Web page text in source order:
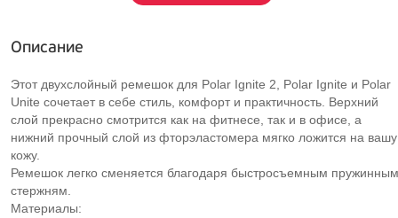
Описание
Этот двухслойный ремешок для Polar Ignite 2, Polar Ignite и Polar
Unite сочетает в себе стиль, комфорт и практичность. Верхний
слой прекрасно смотрится как на фитнесе, так и в офисе, а
нижний прочный слой из фторэластомера мягко ложится на вашу
кожу.
Ремешок легко сменяется благодаря быстросъемным пружинным
стержням.
Материалы: